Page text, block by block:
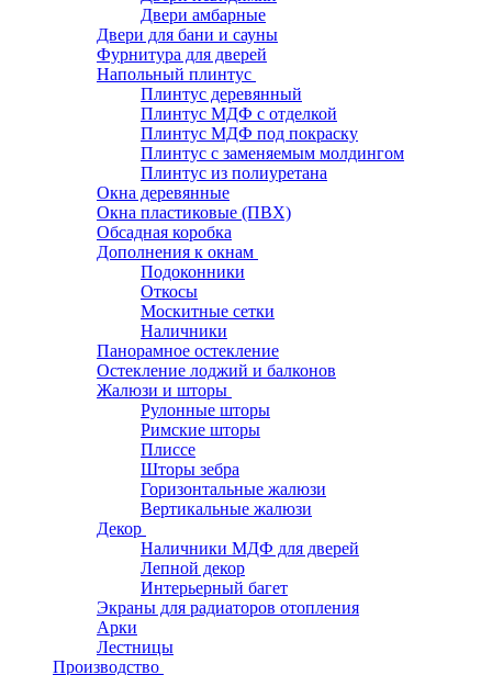
Двери амбарные
Двери для бани и сауны
Фурнитура для дверей
Напольный плинтус
Плинтус деревянный
Плинтус МДФ с отделкой
Плинтус МДФ под покраску
Плинтус с заменяемым молдингом
Плинтус из полиуретана
Окна деревянные
Окна пластиковые (ПВХ)
Обсадная коробка
Дополнения к окнам
Подоконники
Откосы
Москитные сетки
Наличники
Панорамное остекление
Остекление лоджий и балконов
Жалюзи и шторы
Рулонные шторы
Римские шторы
Плиссе
Шторы зебра
Горизонтальные жалюзи
Вертикальные жалюзи
Декор
Наличники МДФ для дверей
Лепной декор
Интерьерный багет
Экраны для радиаторов отопления
Арки
Лестницы
Производство